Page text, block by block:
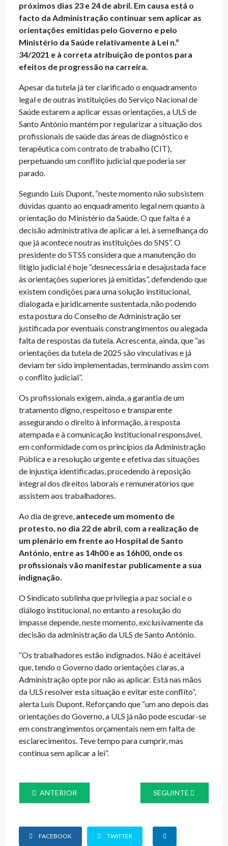
próximos dias 23 e 24 de abril. Em causa está o
facto da Administração continuar sem aplicar as
orientações emitidas pelo Governo e pelo
Ministério da Saúde relativamente à Lei n.º
34/2021 e à correta atribuição de pontos para
efeitos de progressão na carreira.
Apesar da tutela já ter clarificado o enquadramento
legal e de outras instituições do Serviço Nacional de
Saúde estarem a aplicar essas orientações, a ULS de
Santo António mantém por regularizar a situação dos
profissionais de saúde das áreas de diagnóstico e
terapêutica com contrato de trabalho (CIT),
perpetuando um conflito judicial que poderia ser
parado.
Segundo Luís Dupont, “neste momento não subsistem
dúvidas quanto ao enquadramento legal nem quanto à
orientação do Ministério da Saúde. O que falta é a
decisão administrativa de aplicar a lei, à semelhança do
que já acontece noutras instituições do SNS”. O
presidente do STSS considera que a manutenção do
litígio judicial é hoje “desnecessária e desajustada face
às orientações superiores já emitidas”, defendendo que
existem condições para uma solução institucional,
dialogada e juridicamente sustentada, não podendo
esta postura do Conselho de Administração ser
justificada por eventuais constrangimentos ou alegada
falta de respostas da tutela. Acrescenta, ainda, que “as
orientações da tutela de 2025 são vinculativas e já
deviam ter sido implementadas, terminando assim com
o conflito judicial”.
Os profissionais exigem, ainda, a garantia de um
tratamento digno, respeitoso e transparente
assegurando o direito à informação, à resposta
atempada e à comunicação institucional responsável,
em conformidade com os princípios da Administração
Pública e a resolução urgente e efetiva das situações
de injustiça identificadas, procedendo à reposição
integral dos direitos laborais e remuneratórios que
assistem aos trabalhadores.
Ao dia de greve, antecede um momento de
protesto, no dia 22 de abril, com a realização de
um plenário em frente ao Hospital de Santo
António, entre as 14h00 e as 16h00, onde os
profissionais vão manifestar publicamente a sua
indignação.
O Sindicato sublinha que privilegia a paz social e o
diálogo institucional, no entanto a resolução do
impasse depende, neste momento, exclusivamente da
decisão da administração da ULS de Santo António.
“Os trabalhadores estão indignados. Não é aceitável
que, tendo o Governo dado orientações claras, a
Administração opte por não as aplicar. Está nas mãos
da ULS resolver esta situação e evitar este conflito”,
alerta Luís Dupont. Reforçando que “um ano depois das
orientações do Governo, a ULS já não pode escudar-se
em constrangimentos orçamentais nem em falta de
esclarecimentos. Teve tempo para cumprir, mas
continua sem aplicar a lei”.
ARTIGO ANTERIOR: TSDT DA ULS DE SANTO ANTÓNIO
ANTERIOR ARTIGO SEGUINTE:
SEGUINTE
FACEBOOK TWITTER